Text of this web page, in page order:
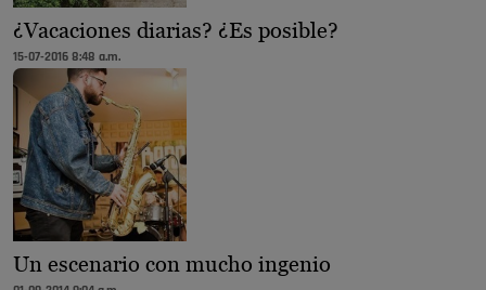
¿Vacaciones diarias? ¿Es posible?
15-07-2016 8:48 a.m.
Un escenario con mucho ingenio